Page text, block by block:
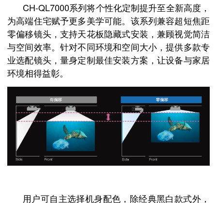
CH-QL7000系列将个性化定制提升至全新高度，
为高端住宅赋予更多美学可能。该系列兼容超短焦距
零偏移镜头，支持天花板隐藏式安装，兼顾视觉简洁
与空间效率。针对不同环境和空间大小，提供多款专
业选配镜头，量身定制最佳安装方案，让设备与家居
环境相得益彰。
用户可自主选择机身配色，除经典黑白款式外，